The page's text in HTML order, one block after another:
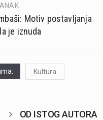
Motiv postavljanja
je iznuda
Kultura
OD ISTOG AUTORA